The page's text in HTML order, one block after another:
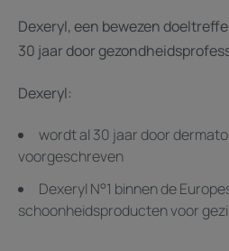
Dexeryl, een bewezen
30 jaar door
Dexeryl:
wordt al 30 jaar door
voorgeschreven
Dexeryl N°1 binnen de
schoonheidsproducten voor